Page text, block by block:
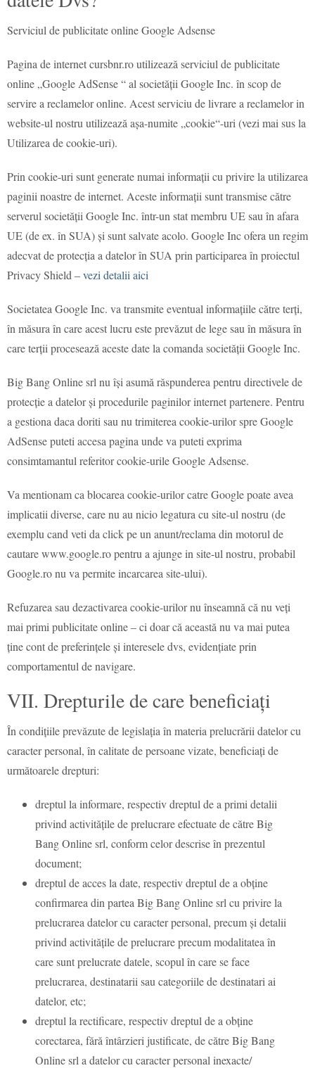
Serviciul de publicitate online Google Adsense
Pagina de internet cursbnr.ro utilizează serviciul de publicitate
online „Google AdSense “ al societății Google Inc. în scop de
servire a reclamelor online. Acest serviciu de livrare a reclamelor in
website-ul nostru utilizează așa-numite „cookie“-uri (vezi mai sus la
Utilizarea de cookie-uri).
Prin cookie-uri sunt generate numai informații cu privire la utilizarea
paginii noastre de internet. Aceste informații sunt transmise către
serverul societății Google Inc. într-un stat membru UE sau în afara
UE (de ex. în SUA) și sunt salvate acolo. Google Inc ofera un regim
adecvat de protecția a datelor în SUA prin participarea în proiectul
Privacy Shield –vezi detalii aici
Societatea Google Inc. va transmite eventual informațiile către terți,
în măsura în care acest lucru este prevăzut de lege sau în măsura în
care terții procesează aceste date la comanda societății Google Inc.
Big Bang Online srl nu își asumă răspunderea pentru directivele de
protecție a datelor și procedurile paginilor internet partenere. Pentru
a gestiona daca doriti sau nu trimiterea cookie-urilor spre Google
AdSense puteti accesa pagina unde va puteti exprima
consimtamantul referitor cookie-urile Google Adsense.
Va mentionam ca blocarea cookie-urilor catre Google poate avea
implicatii diverse, care nu au nicio legatura cu site-ul nostru (de
exemplu cand veti da click pe un anunt/reclama din motorul de
cautare www.google.ro pentru a ajunge in site-ul nostru, probabil
Google.ro nu va permite incarcarea site-ului).
Refuzarea sau dezactivarea cookie-urilor nu înseamnă că nu veți
mai primi publicitate online – ci doar că această nu va mai putea
ține cont de preferințele și interesele dvs, evidențiate prin
comportamentul de navigare.
VII. Drepturile de care beneficiați
În condițiile prevăzute de legislația în materia prelucrării datelor cu
caracter personal, în calitate de persoane vizate, beneficiați de
următoarele drepturi:
dreptul la informare, respectiv dreptul de a primi detalii
privind activitățile de prelucrare efectuate de către Big
Bang Online srl, conform celor descrise în prezentul
document;
dreptul de acces la date, respectiv dreptul de a obține
confirmarea din partea Big Bang Online srl cu privire la
prelucrarea datelor cu caracter personal, precum și detalii
privind activitățile de prelucrare precum modalitatea în
care sunt prelucrate datele, scopul în care se face
prelucrarea, destinatarii sau categoriile de destinatari ai
datelor, etc;
dreptul la rectificare, respectiv dreptul de a obține
corectarea, fără întârzieri justificate, de către Big Bang
Online srl a datelor cu caracter personal inexacte/